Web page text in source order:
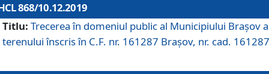
868/10.12.2019
Titlu: Trecerea în domeniul public al Municipiului Braşov a
terenului înscris în C.F. nr. 161287 Brașov, nr. cad.